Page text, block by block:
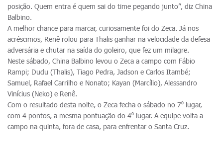
posição. Quem entra é quem sai do time pegando junto”, diz China
Balbino.
A melhor chance para marcar, curiosamente foi do Zeca. Já nos
acréscimos, Renê rolou para Thalis ganhar na velocidade da defesa
adversária e chutar na saída do goleiro, que fez um milagre.
Neste sábado, China Balbino levou o Zeca a campo com Fábio
Rampi; Dudu (Thalis), Tiago Pedra, Jadson e Carlos Itambé;
Samuel, Rafael Carrilho e Nonato; Kayan (Marcílio), Alessandro
Vinícius (Neko) e Renê.
Com o resultado desta noite, o Zeca fecha o sábado no 7⁰ lugar,
com 4 pontos, a mesma pontuação do 4⁰ lugar. A equipe volta a
campo na quinta, fora de casa, para enfrentar o Santa Cruz.